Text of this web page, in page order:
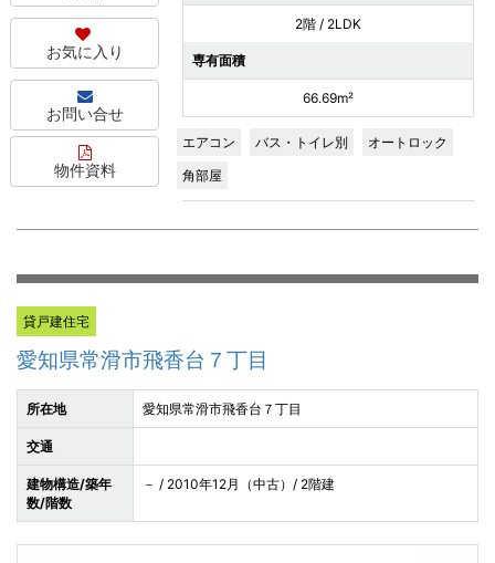
お気に入り
お問い合せ
物件資料
2階 / 2LDK
専有面積
66.69m²
エアコン バス・トイレ別
オートロック
角部屋
貸戸建住宅
愛知県常滑市飛香台７丁目
所在地 愛知県常滑市飛香台７丁目
交通
建物構造/築年
数/階数
－ / 2010年12月（中古）/ 2階建